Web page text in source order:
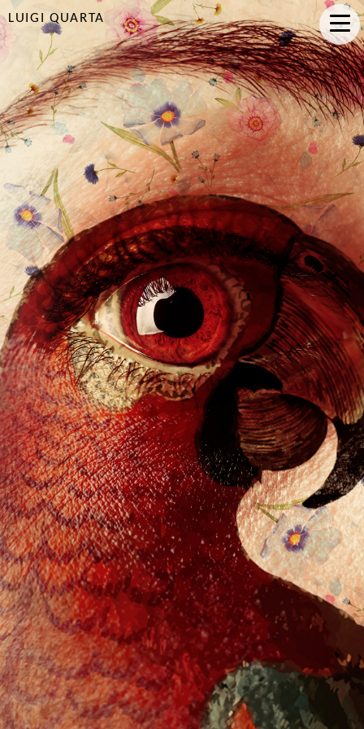
LUIGI QUARTA